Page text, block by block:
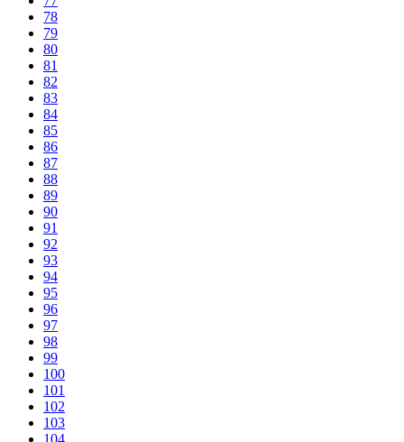
78
79
80
81
82
83
84
85
86
87
88
89
90
91
92
93
94
95
96
97
98
99
100
101
102
103
104